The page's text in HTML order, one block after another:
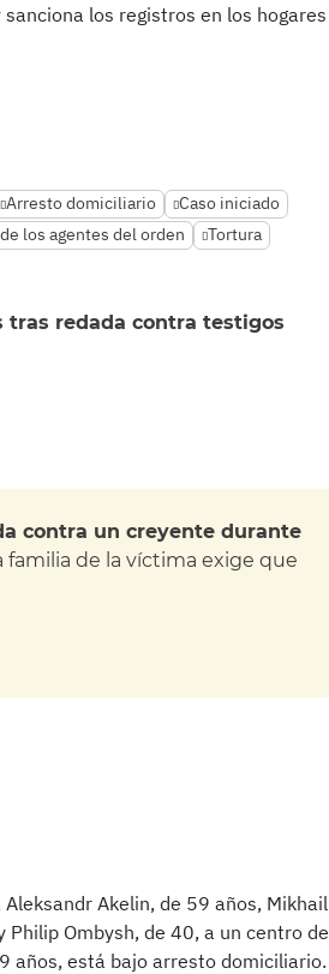
los registros en los hogares
Arresto domiciliario
Caso iniciado
los agentes del orden Tortura
tras redada contra testigos
contra un creyente durante
familia de la víctima exige que
Akelin, de 59 años, Mikhail
Philip Ombysh, de 40, a un centro de
años, está bajo arresto domiciliario.